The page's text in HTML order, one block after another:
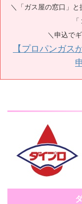
＼「ガス屋の窓口」と
＼申込で
【プロパンガ